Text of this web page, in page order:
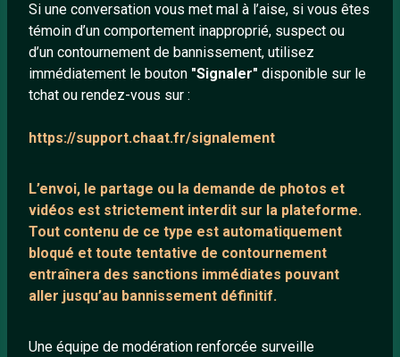
Si une conversation vous met mal à l’aise, si vous êtes
témoin d’un comportement inapproprié, suspect ou
d’un contournement de bannissement, utilisez
immédiatement le bouton "Signaler" disponible sur le
tchat ou rendez-vous sur :
https://support.chaat.fr/signalement
L’envoi, le partage ou la demande de photos et
vidéos est strictement interdit sur la plateforme.
Tout contenu de ce type est automatiquement
bloqué et toute tentative de contournement
entraînera des sanctions immédiates pouvant
aller jusqu’au bannissement définitif.
Une équipe de modération renforcée surveille
À PROPOS
Conditions générales
À propos
Mentions légales
Protection mineurs
Blog
Salons de discussion
Communauté
Playlists YouTube